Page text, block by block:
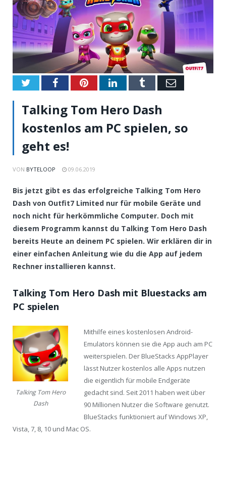
TwitterFacebookPinterestLinkedInTumblrEmail
Talking Tom Hero Dash
kostenlos am PC spielen, so
geht es!
VON BYTELOOP 09.06.2019
Bis jetzt gibt es das erfolgreiche Talking Tom Hero
Dash von Outfit7 Limited nur für mobile Geräte und
noch nicht für herkömmliche Computer. Doch mit
diesem Programm kannst du Talking Tom Hero Dash
bereits Heute an deinem PC spielen. Wir erklären dir in
einer einfachen Anleitung wie du die App auf jedem
Rechner installieren kannst.
Talking Tom Hero Dash mit Bluestacks am
PC spielen
Talking Tom Hero
Dash
Mithilfe eines kostenlosen Android-
Emulators können sie die App auch am PC
weiterspielen. Der BlueStacks AppPlayer
lässt Nutzer kostenlos alle Apps nutzen
die eigentlich für mobile Endgeräte
gedacht sind. Seit 2011 haben weit über
90 Millionen Nutzer die Software genutzt.
BlueStacks funktioniert auf Windows XP,
Vista, 7, 8, 10 und Mac OS.